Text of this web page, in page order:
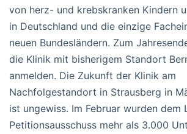
von herz- und krebskranken Kindern
in Deutschland und die einzige
neuen Bundesländern. Zum
die Klinik mit bisherigem Standort
anmelden. Die Zukunft der Klinik am
Nachfolgestandort in Strausberg in
ist ungewiss. Im Februar wurden dem
Petitionsausschuss mehr als 3.000